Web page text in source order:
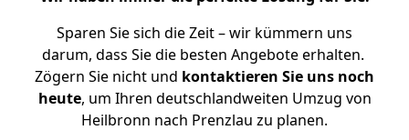
Sparen Sie sich die Zeit – wir kümmern uns
darum, dass Sie die besten Angebote erhalten.
Zögern Sie nicht und kontaktieren Sie uns noch
heute, um Ihren deutschlandweiten Umzug von
Heilbronn nach Prenzlau zu planen.